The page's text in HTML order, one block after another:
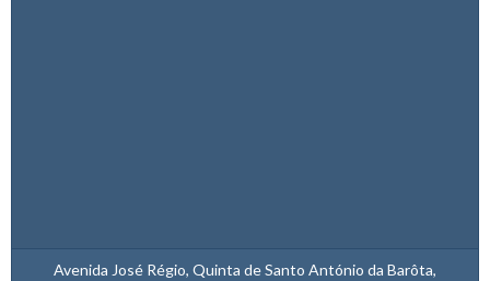
Avenida José Régio, Quinta de Santo António da Barôta,